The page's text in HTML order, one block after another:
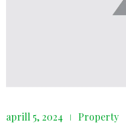
aprill 5, 2024 Property